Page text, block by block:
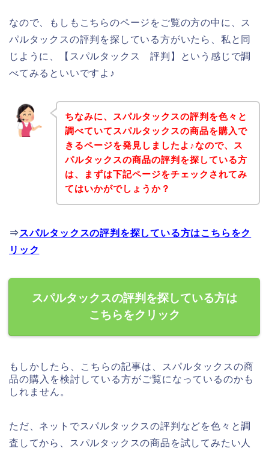
なので、もしもこちらのページをご覧の方の中に、ス
パルタックスの評判を探している方がいたら、私と同
じように、【スパルタックス 評判】という感じで調
べてみるといいですよ♪
ちなみに、スパルタックスの評判を色々と
調べていてスパルタックスの商品を購入で
きるページを発見しましたよ♪なので、ス
パルタックスの商品の評判を探している方
は、まずは下記ページをチェックされてみ
てはいかがでしょうか？
⇒ スパルタックスの評判を探している方はこちらをク
リック
スパルタックスの評判を探している方は
こちらをクリック
もしかしたら、こちらの記事は、スパルタックスの商
品の購入を検討している方がご覧になっているのかも
しれません。
ただ、ネットでスパルタックスの評判などを色々と調
査してから、スパルタックスの商品を試してみたい人